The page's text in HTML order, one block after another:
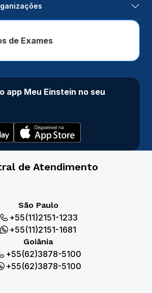
de Exames
app Meu Einstein no seu
de Atendimento
São Paulo
+55(11)2151-1233
+55(11)2151-1681
Goiânia
+55(62)3878-5100
+55(62)3878-5100